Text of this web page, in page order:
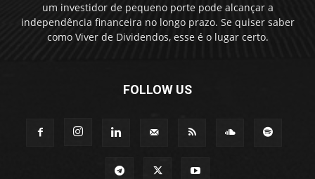
um investidor de pequeno porte pode alcançar a
independência financeira no longo prazo. Se quiser saber
como Viver de Dividendos, esse é o lugar certo.
FOLLOW US